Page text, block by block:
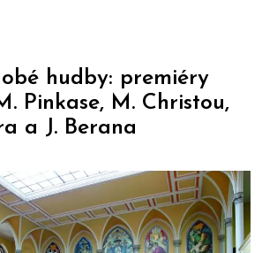
hudby: premiéry
Pinkase, M. Christou,
a J. Berana